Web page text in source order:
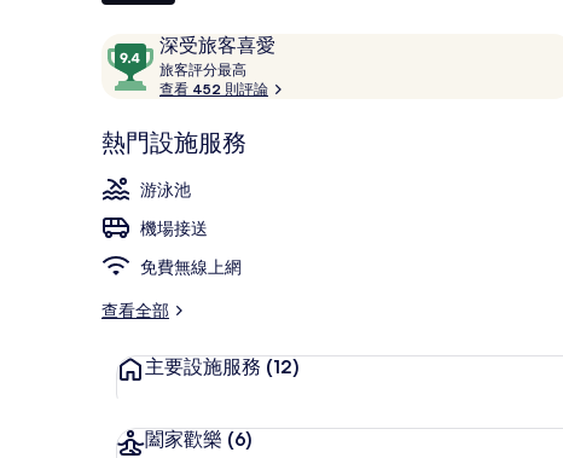
評
論
深受旅客喜愛
9.4
分，
滿
10，
深
受
旅
客
喜
愛
旅客評分最高
客
查看 452 則評論
熱門設施服務
游泳池
機場接送
免費無線上網
查看全部
主要設施服務 (12)
闔家歡樂 (6)